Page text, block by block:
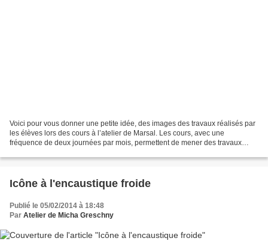
Voici pour vous donner une petite idée, des images des travaux réalisés par
les élèves lors des cours à l’atelier de Marsal. Les cours, avec une
fréquence de deux journées par mois, permettent de mener des travaux
Icône à l'encaustique froide
Publié le 05/02/2014 à 18:48
Par Atelier de Micha Greschny